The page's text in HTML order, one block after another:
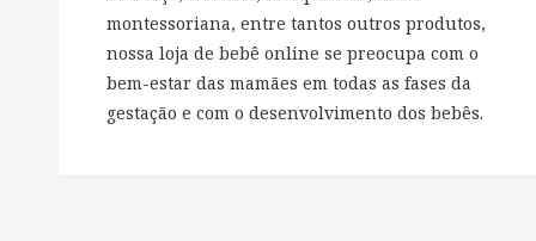
montessoriana, entre tantos outros produtos,
nossa loja de bebê online se preocupa com o
bem-estar das mamães em todas as fases da
gestação e com o desenvolvimento dos bebês.